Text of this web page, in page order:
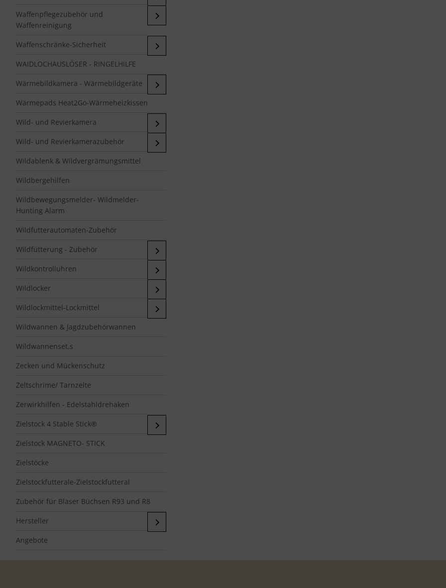
Waffenpflegezubehör und
Waffenreinigung
Waffenschränke-Sicherheit
WAIDLOCHAUSLÖSER - RINGELHILFE
Wärmebildkamera - Wärmebildgeräte
Wärmepads Heat2Go-Wärmeheizkissen
Wild- und Revierkamera
Wild- und Revierkamerazubehör
Wildablenk & Wildvergrämungsmittel
Wildbergehilfen
Wildbewegungsmelder- Wildmelder-
Hunting Alarm
Wildfutterautomaten-Zubehör
Wildfütterung - Zubehör
Wildkontrolluhren
Wildlocker
Wildlockmittel-Lockmittel
Wildwannen & Jagdzubehörwannen
Wildwannenset,s
Zecken und Mückenschutz
Zeltschrime/ Tarnzelte
Zerwirkhilfen - Edelstahldrehaken
Zielstock 4 Stable Stick®
Zielstock MAGNETO- STICK
Zielstöcke
Zielstockfutterale-Zielstockfutteral
Zubehör für Blaser Büchsen R93 und R8
Hersteller
Angebote